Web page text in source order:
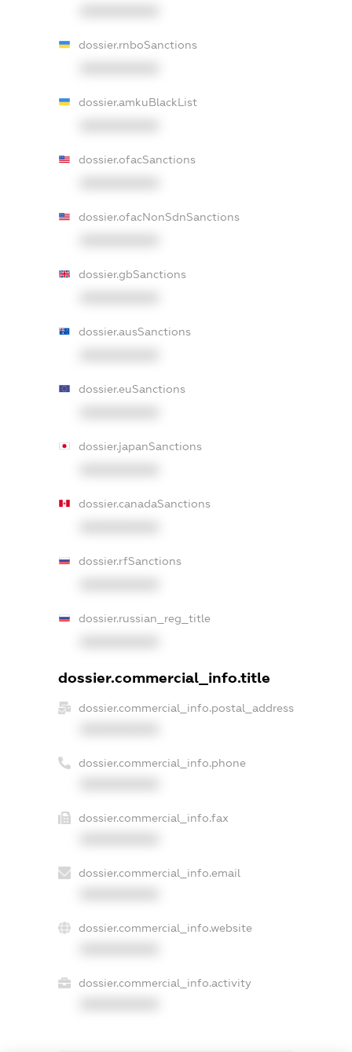
dossier.rnboSanctions
dossier.amkuBlackList
dossier.ofacSanctions
dossier.ofacNonSdnSanctions
dossier.gbSanctions
dossier.ausSanctions
dossier.euSanctions
dossier.japanSanctions
dossier.canadaSanctions
dossier.rfSanctions
dossier.russian_reg_title
dossier.commercial_info.title
dossier.commercial_info.postal_address
dossier.commercial_info.phone
dossier.commercial_info.fax
dossier.commercial_info.email
dossier.commercial_info.website
dossier.commercial_info.activity